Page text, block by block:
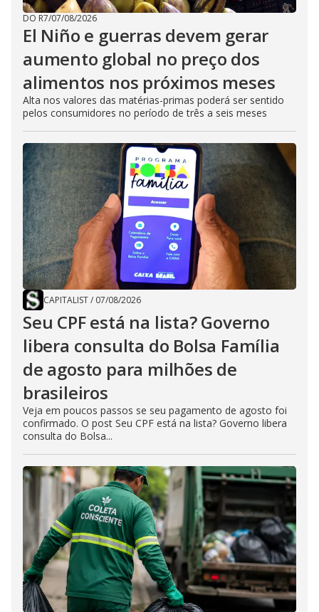
DO R7/07/08/2026
El Niño e guerras devem gerar
aumento global no preço dos
alimentos nos próximos meses
Alta nos valores das matérias-primas poderá ser sentido
pelos consumidores no período de três a seis meses
CAPITALIST/ 07/08/2026
Seu CPF está na lista? Governo
libera consulta do Bolsa Família
de agosto para milhões de
brasileiros
Veja em poucos passos se seu pagamento de agosto foi
confirmado. O post Seu CPF está na lista? Governo libera
consulta do Bolsa...